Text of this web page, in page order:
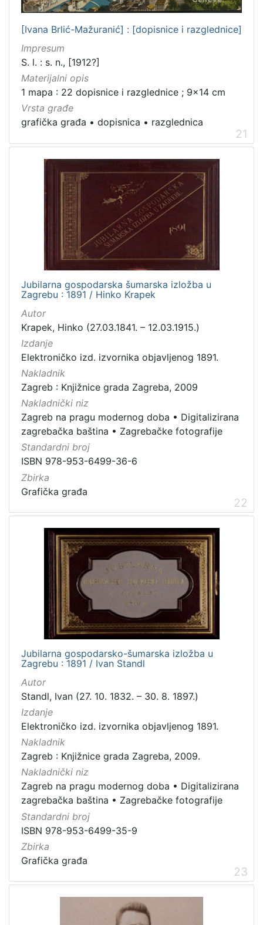
[Ivana Brlić-Mažuranić] : [dopisnice i razglednice]
Impresum
S. l. : s. n., [1912?]
Materijalni opis
1 mapa : 22 dopisnice i razglednice ; 9x14 cm
Vrsta građe
grafička građa • dopisnica • razglednica
21
Jubilarna gospodarska šumarska izložba u
Zagrebu : 1891 / Hinko Krapek
Autor
Krapek, Hinko (27.03.1841. – 12.03.1915.)
Izdanje
Elektroničko izd. izvornika objavljenog 1891.
Nakladnik
Zagreb : Knjižnice grada Zagreba, 2009
Nakladnički niz
Zagreb na pragu modernog doba • Digitalizirana
zagrebačka baština • Zagrebačke fotografije
Standardni broj
ISBN 978-953-6499-36-6
Zbirka
Grafička građa
22
Jubilarna gospodarsko-šumarska izložba u
Zagrebu : 1891 / Ivan Standl
Autor
Standl, Ivan (27. 10. 1832. – 30. 8. 1897.)
Izdanje
Elektroničko izd. izvornika objavljenog 1891.
Nakladnik
Zagreb : Knjižnice grada Zagreba, 2009.
Nakladnički niz
Zagreb na pragu modernog doba • Digitalizirana
zagrebačka baština • Zagrebačke fotografije
Standardni broj
ISBN 978-953-6499-35-9
Zbirka
Grafička građa
23